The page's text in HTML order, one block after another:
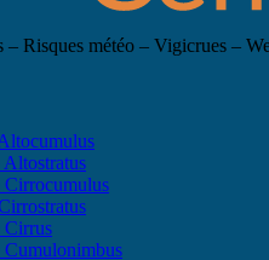
Risques météo – Vigicrues –
Altostratus
Cirrocumulus
Cirrus
Cumulonimbus